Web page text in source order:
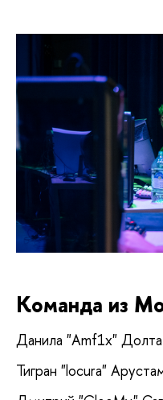
Команда из
Данила "Amf1x" Долта
Тигран "locura"